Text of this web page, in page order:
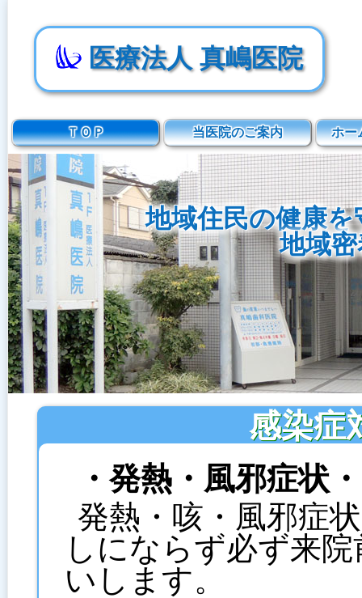
医療法人 真嶋医院
ＴＯＰ 当医院のご案内 ホー
地域住民の健康
地域
感染症
・発熱・風邪症状
発熱・咳・風邪症
しにならず必ず来
いします。